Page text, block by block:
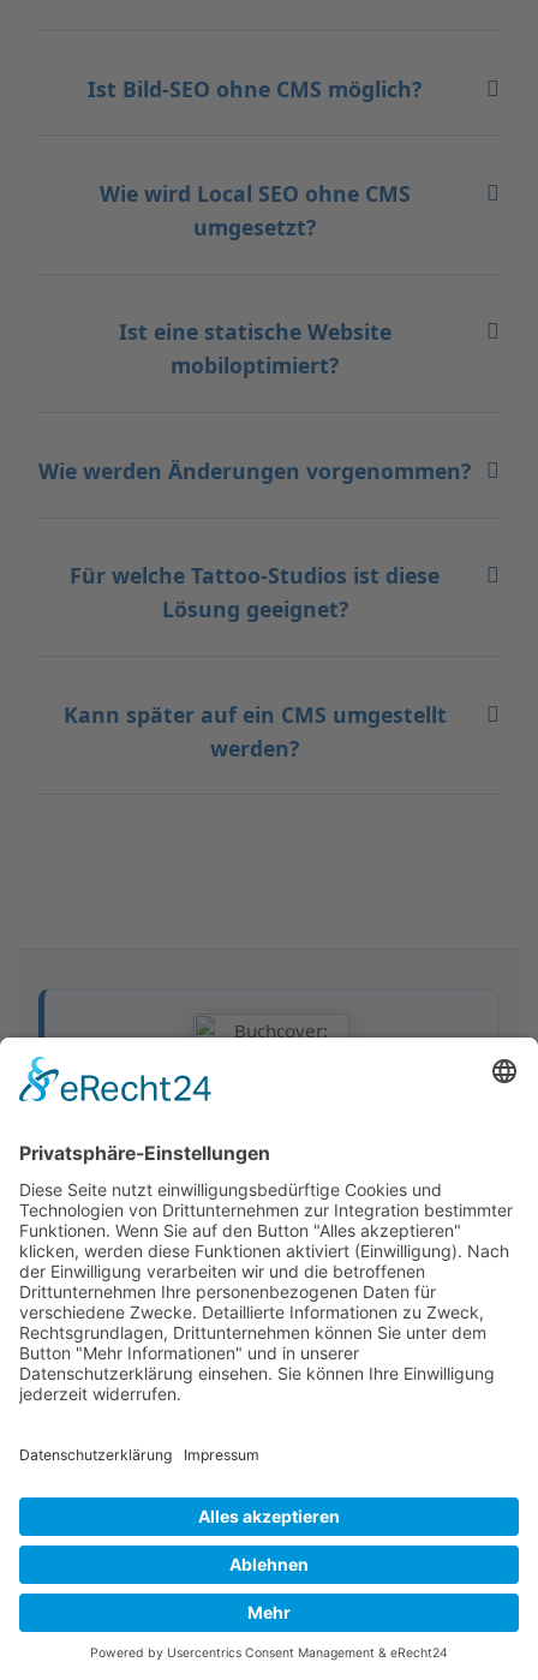
Ist Bild-SEO ohne CMS möglich?
Wie wird Local SEO ohne CMS
umgesetzt?
Ist eine statische Website
mobiloptimiert?
Wie werden Änderungen vorgenommen?
Für welche Tattoo-Studios ist diese
Lösung geeignet?
Kann später auf ein CMS umgestellt
werden?
GERECHTES SEOvom SEOIO-
Geschäftsführer Mathias Ellmann
Wie Sichtbarkeit ohne Manipulation gelingt: ein
Praxisleitfaden für faire und verantwortliche
Suchmaschinenoptimierung.
Amazon Apple Books
eBook.de
Hugendubel
SEOIO– Mathias Ellmann
Kontakt | Impressum | Datenschutz
Entwicklung & SEO-Experte:Mathias Ellmann